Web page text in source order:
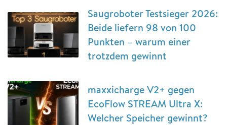
Saugroboter Testsieger 2026:
Beide liefern 98 von 100
Punkten – warum einer
trotzdem gewinnt
maxxicharge V2+ gegen
EcoFlow STREAM Ultra X:
Welcher Speicher gewinnt?